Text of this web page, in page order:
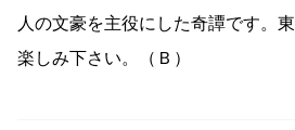
人の文豪を主役にした奇譚です。
楽しみ下さい。（Ｂ）